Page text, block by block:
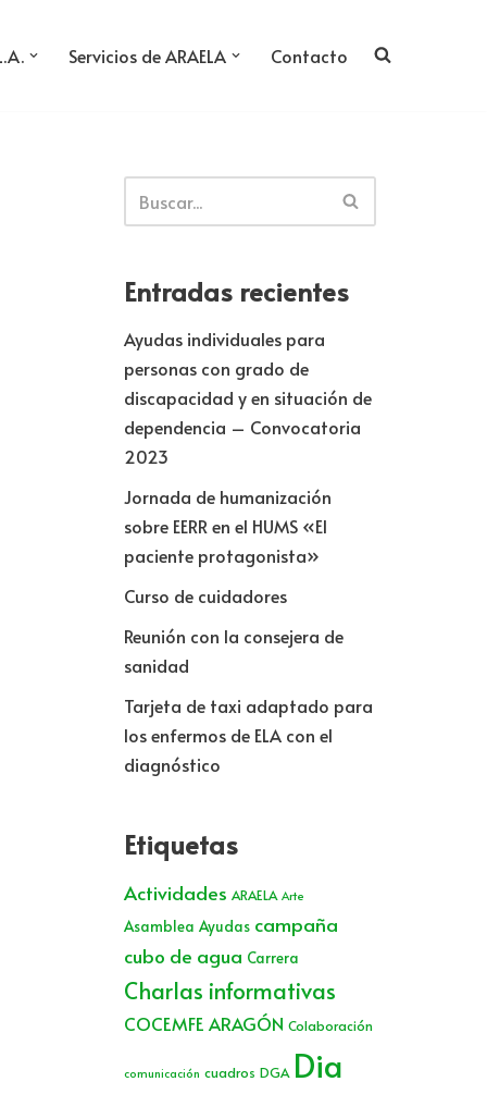
Servicios de ARAELA Contacto
Entradas recientes
Ayudas individuales para
personas con grado de
discapacidad y en situación de
dependencia – Convocatoria
2023
Jornada de humanización
sobre EERR en el HUMS «El
paciente protagonista»
Curso de cuidadores
Reunión con la consejera de
sanidad
Tarjeta de taxi adaptado para
los enfermos de ELA con el
diagnóstico
Etiquetas
Actividades ARAELA Arte
Asamblea Ayudas campaña
cubo de agua Carrera
Charlas informativas
COCEMFE ARAGÓN Colaboración
comunicación cuadros DGA Dia